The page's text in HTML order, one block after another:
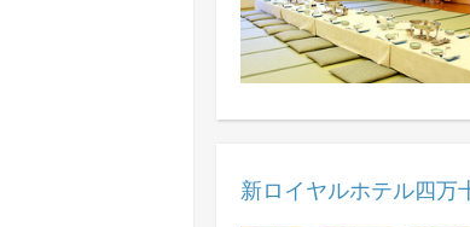
新ロイヤルホテル四万